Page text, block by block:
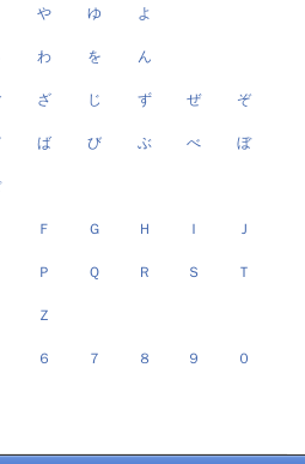
や ゆ よ
わ を ん
ざ じ ず ぜ ぞ
ば び ぶ べ ぼ
Ｆ Ｇ Ｈ Ｉ Ｊ
Ｐ Ｑ Ｒ Ｓ Ｔ
Ｚ
６ ７ ８ ９ ０